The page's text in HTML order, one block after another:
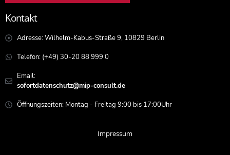
Kontakt
Adresse: Wilhelm-Kabus-Straße 9, 10829 Berlin
Telefon: (+49) 30-20 88 999 0
Email:
sofortdatenschutz@mip-consult.de
Öffnungszeiten: Montag - Freitag 9:00 bis 17:00Uhr
Impressum